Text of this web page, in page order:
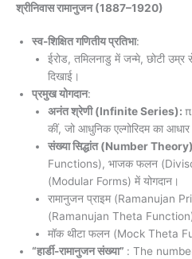
श्रीनिवास रामानुजन(1887–1920)
स्व-शिक्षित गणितीय प्रतिभा:
ईरोड, तमिलनाडु में जन्मे, छोटी उम्र
दिखाई।
प्रमुख योगदान:
अनंत श्रेणी (Infinite Series):
कीं, जो आधुनिक एल्गोरिदम का आधार
संख्या सिद्धांत (Number Theory)
Functions), भाजक फलन
(Modular Forms) में योगदान।
रामानुजन प्राइम (Ramanujan
(Ramanujan Theta
मॉक थीटा फलन (Mock Theta
“हार्डी-रामानुजन संख्या” : The